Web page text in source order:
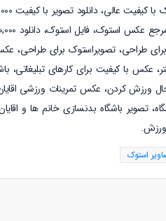
با کیفیت برای کارهای تبلیغاتی،
ورزش کردن، عکس تمرینات ورزشی
باشگاه بدنسازی خانم ها و
استوک